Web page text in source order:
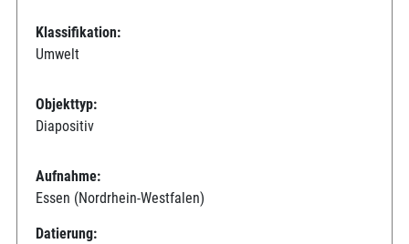
Klassifikation:
Umwelt
Objekttyp:
Diapositiv
Aufnahme:
Essen (Nordrhein-Westfalen)
Datierung: